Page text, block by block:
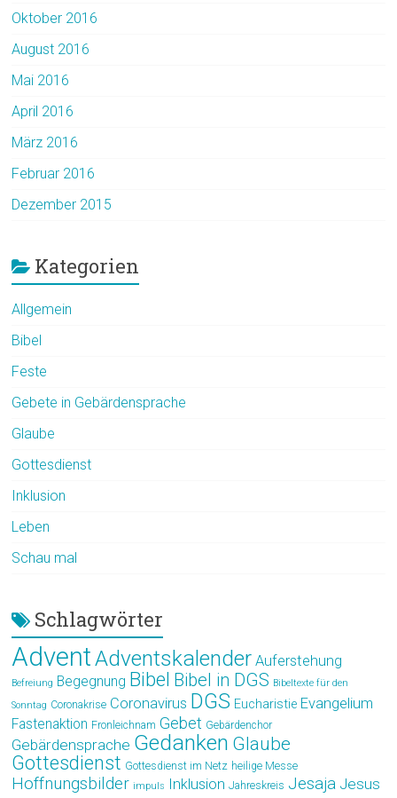
Oktober 2016
August 2016
Mai 2016
April 2016
März 2016
Februar 2016
Dezember 2015
Kategorien
Allgemein
Bibel
Feste
Gebete in Gebärdensprache
Glaube
Gottesdienst
Inklusion
Leben
Schau mal
Schlagwörter
AdventAdventskalender Auferstehung
Befreiung Begegnung Bibel Bibel in DGS Bibeltexte für den
Sonntag Coronakrise Coronavirus DGS Eucharistie Evangelium
Fastenaktion Fronleichnam Gebet Gebärdenchor
Gebärdensprache Gedanken Glaube
Gottesdienst Gottesdienst im Netz heilige Messe
Hoffnungsbilder impuls Inklusion Jahreskreis Jesaja Jesus